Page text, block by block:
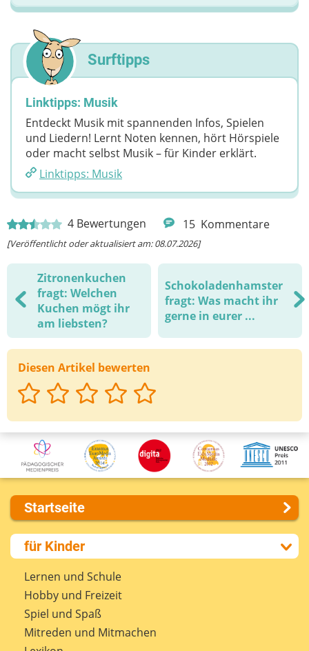
4 Bewertungen 15 Kommentare
[Veröffentlicht oder aktualisiert am: 08.07.2026]
Zitronenkuchen
fragt: Welchen
Kuchen mögt ihr
am liebsten?
Schokoladenhamster
fragt: Was macht ihr
gerne in eurer ...
Diesen Artikel bewerten
Deine Nachricht
Surftipps
Linktipps: Musik
Entdeckt Musik mit spannenden Infos, Spielen
und Liedern! Lernt Noten kennen, hört Hörspiele
oder macht selbst Musik – für Kinder erklärt.
Linktipps: Musik
Startseite
Über uns
Presse
Kontakt
Impressum
Internet-ABC Sitemap
Barrierefreiheit
für Kinder
Lernen und Schule
Hobby und Freizeit
Spiel und Spaß
Mitreden und Mitmachen